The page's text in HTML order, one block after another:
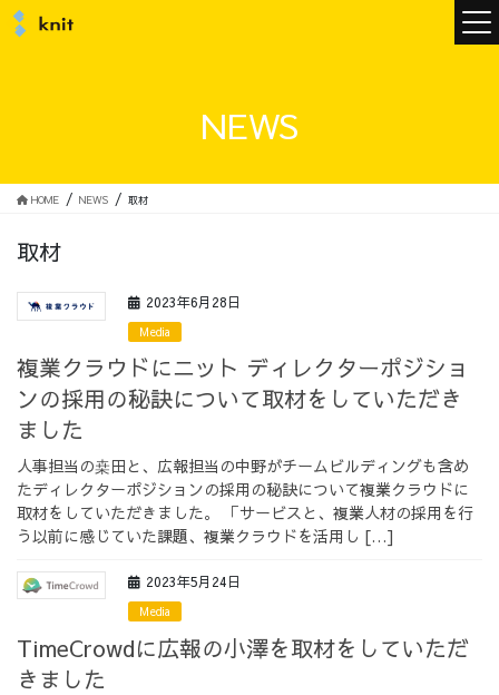
メンバー 会社概要
サービス
採用情報
採用情報トップ チームインタビュー01
NEWS
HOME NEWS 取材
取材
2023年6月28日
Media
複業クラウドにニット ディレクターポジショ
ンの採用の秘訣について取材をしていただき
ました
人事担当の桒田と、広報担当の中野がチームビルディングも含め
たディレクターポジションの採用の秘訣について複業クラウドに
取材をしていただきました。 「サービスと、複業人材の採用を行
う以前に感じていた課題、複業クラウドを活用し […]
2023年5月24日
Media
TimeCrowdに広報の小澤を取材をしていただ
きました